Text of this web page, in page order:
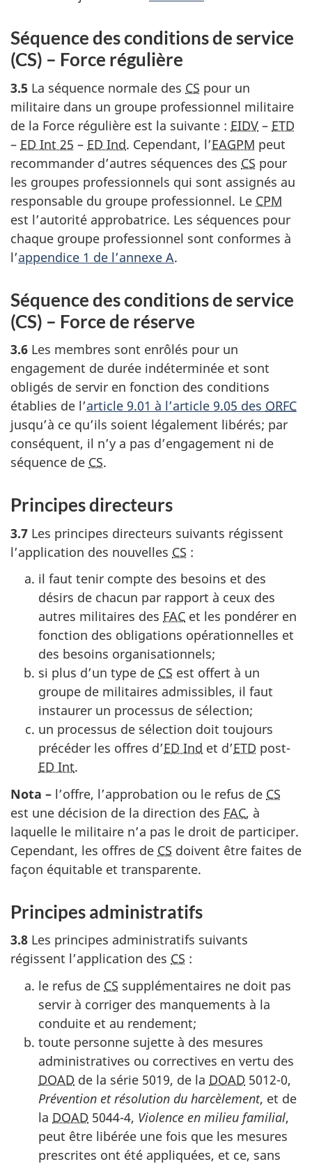
Séquence des conditions de service
(CS) – Force régulière
3.5 La séquence normale des CS pour un
militaire dans un groupe professionnel militaire
de la Force régulière est la suivante : EIDV – ETD
– ED Int 25 – ED Ind. Cependant, l’EAGPM peut
recommander d’autres séquences des CS pour
les groupes professionnels qui sont assignés au
responsable du groupe professionnel. Le CPM
est l’autorité approbatrice. Les séquences pour
chaque groupe professionnel sont conformes à
l’appendice 1 de l’annexe A.
Séquence des conditions de service
(CS) – Force de réserve
3.6 Les membres sont enrôlés pour un
engagement de durée indéterminée et sont
obligés de servir en fonction des conditions
établies de l’article 9.01 à l’article 9.05 des ORFC
jusqu’à ce qu’ils soient légalement libérés; par
conséquent, il n’y a pas d’engagement ni de
séquence de CS.
Principes directeurs
3.7 Les principes directeurs suivants régissent
l’application des nouvelles CS :
il faut tenir compte des besoins et des
désirs de chacun par rapport à ceux des
autres militaires des FAC et les pondérer en
fonction des obligations opérationnelles et
des besoins organisationnels;
si plus d’un type de CS est offert à un
groupe de militaires admissibles, il faut
instaurer un processus de sélection;
un processus de sélection doit toujours
précéder les offres d’ED Ind et d’ETD post-
ED Int.
Nota – l’offre, l’approbation ou le refus de CS
est une décision de la direction des FAC, à
laquelle le militaire n’a pas le droit de participer.
Cependant, les offres de CS doivent être faites de
façon équitable et transparente.
Principes administratifs
3.8 Les principes administratifs suivants
régissent l’application des CS :
le refus de CS supplémentaires ne doit pas
servir à corriger des manquements à la
conduite et au rendement;
toute personne sujette à des mesures
administratives ou correctives en vertu des
DOAD de la série 5019, de la DOAD 5012-0,
Prévention et résolution du harcèlement, et de
la DOAD 5044-4, Violence en milieu familial,
peut être libérée une fois que les mesures
prescrites ont été appliquées, et ce, sans